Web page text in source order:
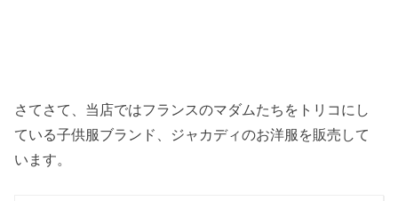
さてさて、当店ではフランスのマダムたちをトリコにし
ている子供服ブランド、ジャカディのお洋服を販売して
います。